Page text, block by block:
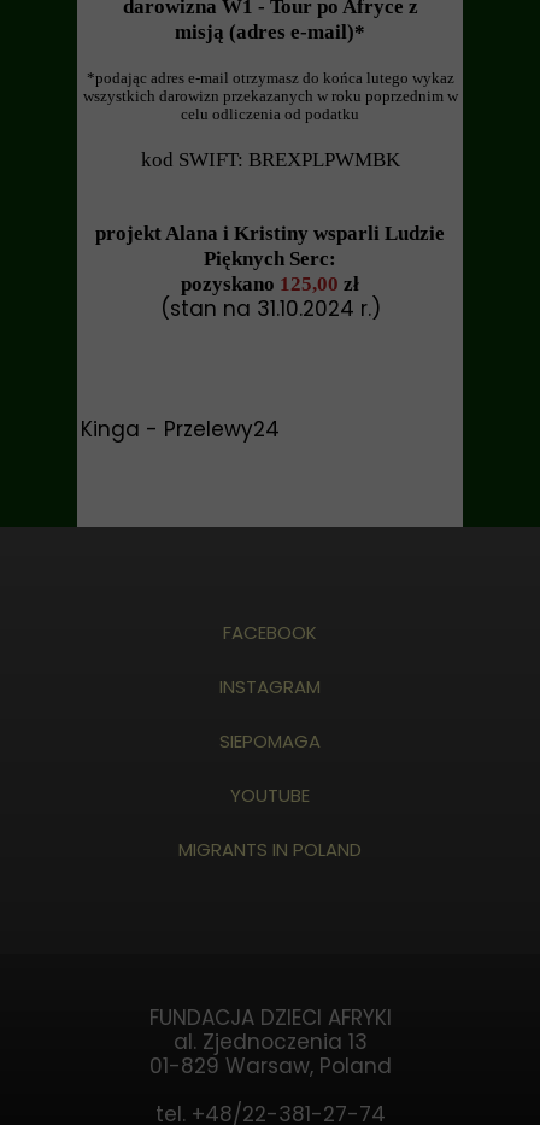
darowizna W1 - Tour po Afryce z
misją (adres e-mail)*
*podając adres e-mail otrzymasz do końca lutego wykaz
wszystkich darowizn przekazanych w roku poprzednim w
celu odliczenia od podatku
kod SWIFT: BREXPLPWMBK
projekt Alana i Kristiny wsparli Ludzie
Pięknych Serc:
pozyskano 125,00 zł
(stan na 31.10.2024 r.)
Kinga - Przelewy24
FACEBOOK
INSTAGRAM
SIEPOMAGA
YOUTUBE
MIGRANTS IN POLAND
FUNDACJA DZIECI AFRYKI
al. Zjednoczenia 13
01-829 Warsaw, Poland
tel. +48/22-381-27-74